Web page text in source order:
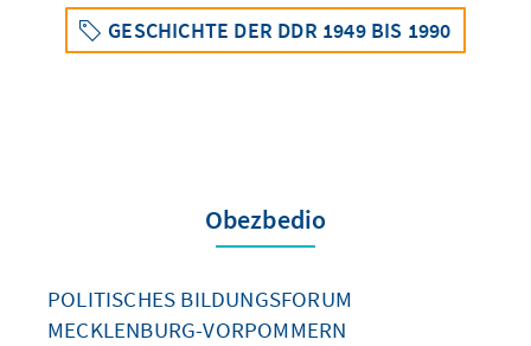
GESCHICHTE DER DDR 1949 BIS 1990
Obezbedio
POLITISCHES BILDUNGSFORUM
MECKLENBURG-VORPOMMERN